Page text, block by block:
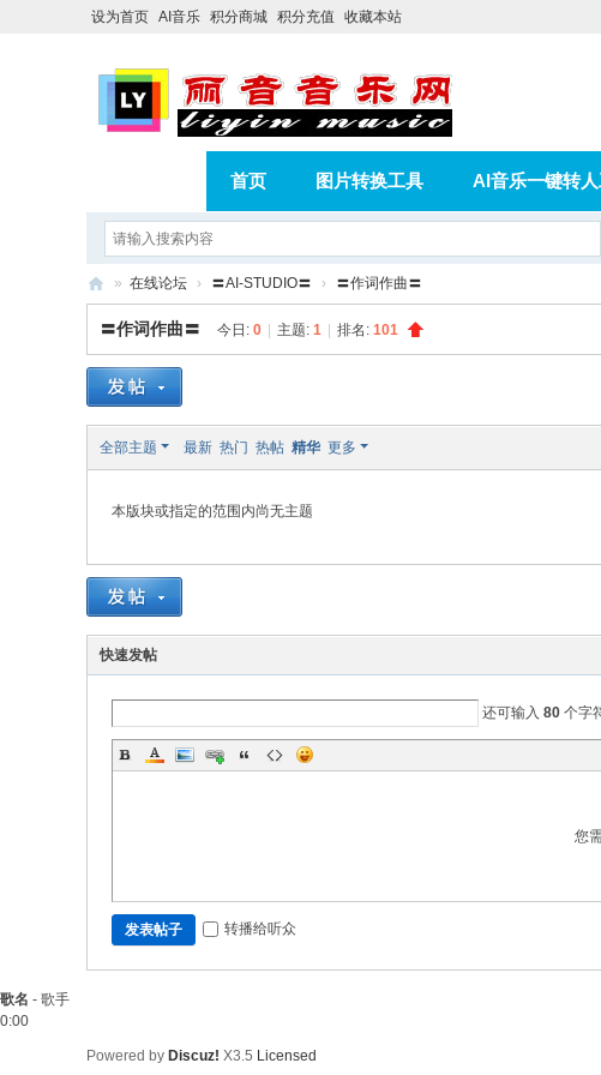
设为首页 AI音乐 积分商城 积分充值 收藏本站
首页 图片转换工具 AI音乐一键转
相册 分享 记录
音
音
乐
网
» 在线论坛 › 〓AI-STUDIO〓 › 〓作词作曲〓
〓作词作曲〓 今日: 0 主题: 1 排名: 101
全部主题 最新 热门 热帖 精华 更多
本版块或指定的范围内尚无主题
快速发帖
还可输入 80 个字
您
发表帖子 转播给听众
歌名 - 歌手
0:00
Powered by Discuz! X3.5 Licensed